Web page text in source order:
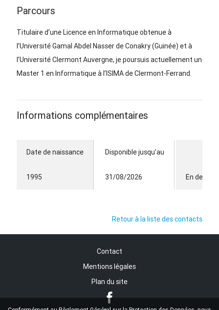
Parcours
Titulaire d’une Licence en Informatique obtenue à
l’Université Gamal Abdel Nasser de Conakry (Guinée) et à
l’Université Clermont Auvergne, je poursuis actuellement un
Master 1 en Informatique à l’ISIMA de Clermont-Ferrand.
Informations complémentaires
Date de naissance
1995
Disponible jusqu'au
31/08/2026 En dehors
Retour à la liste des contacts
Contact
Mentions légales
Plan du site